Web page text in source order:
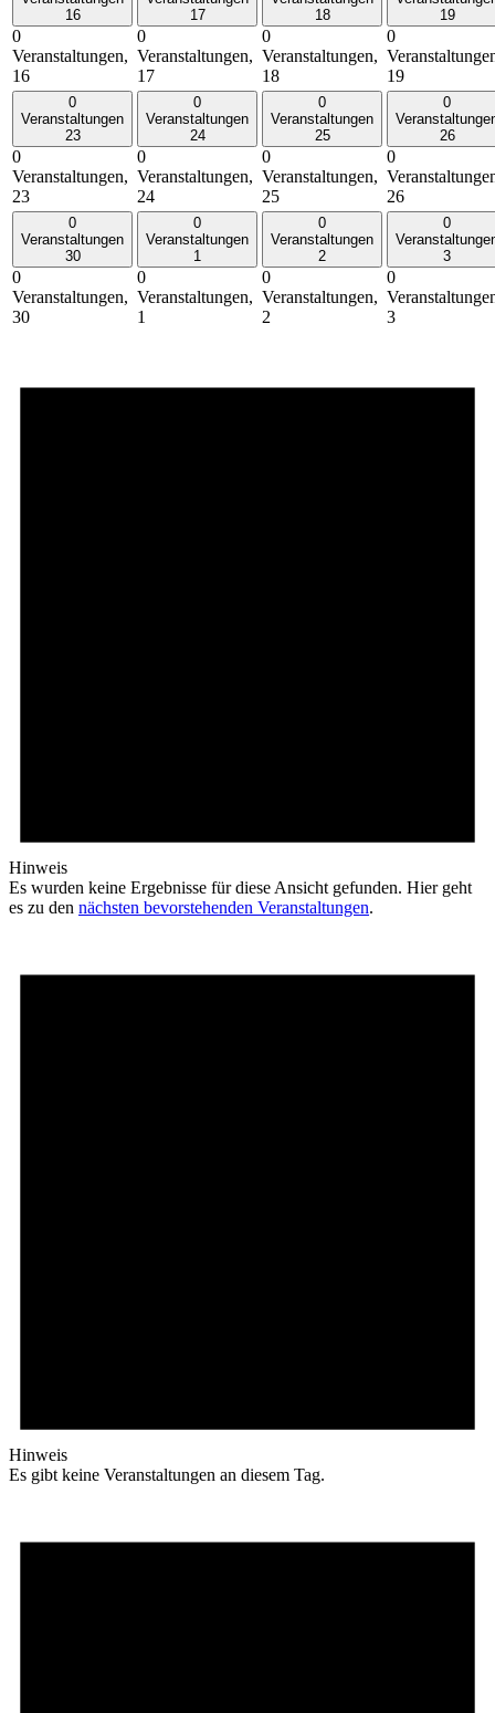
16
0
Veranstaltungen,
16
17
0
Veranstaltungen,
17
18
0
Veranstaltungen,
18
19
0
19
0
Veranstaltungen
23
0
Veranstaltungen,
23
0
Veranstaltungen
24
0
Veranstaltungen,
24
0
Veranstaltungen
25
0
Veranstaltungen,
25
0
26
0
26
0
Veranstaltungen
30
0
Veranstaltungen,
30
0
Veranstaltungen
1
0
Veranstaltungen,
1
0
Veranstaltungen
2
0
Veranstaltungen,
2
0
3
0
3
Hinweis
Es wurden keine Ergebnisse für diese Ansicht gefunden. Hier geht
es zu den nächsten bevorstehenden Veranstaltungen.
Hinweis
Es gibt keine Veranstaltungen an diesem Tag.